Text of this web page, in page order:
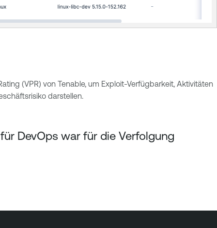
(VPR) von Tenable, um Exploit-Verfügbarkeit, Aktivitäten
darstellen.
DevOps war für die Verfolgung